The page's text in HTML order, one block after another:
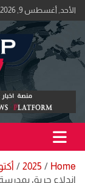
Skip
to
content
الأحد, أغسطس 9, 2026
منصة
اكبر منصة خبرية في
Home
2025
اندلاع حريق